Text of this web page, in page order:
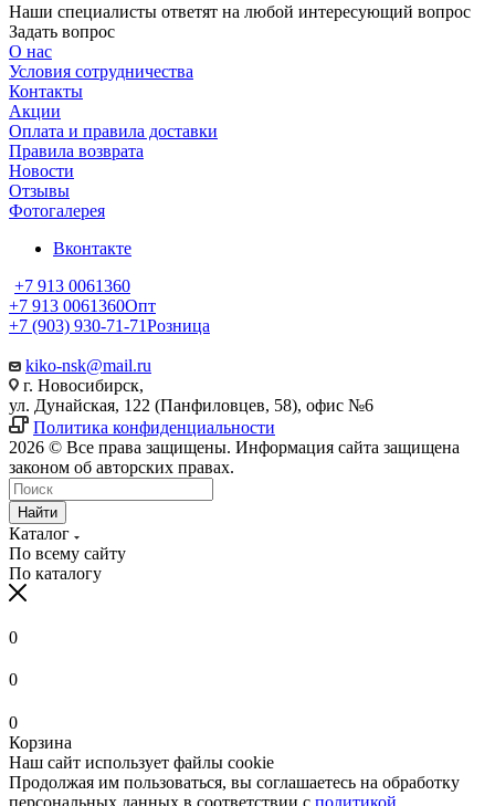
Наши специалисты ответят на любой интересующий вопрос
Задать вопрос
О нас
Условия сотрудничества
Контакты
Акции
Оплата и правила доставки
Правила возврата
Новости
Отзывы
Фотогалерея
Вконтакте
+7 913 0061360
+7 913 0061360Опт
+7 (903) 930-71-71Розница
kiko-nsk@mail.ru
г. Новосибирск,
ул. Дунайская, 122 (Панфиловцев, 58), офис №6
Политика конфиденциальности
2026 © Все права защищены. Информация сайта защищена
законом об авторских правах.
Найти
Каталог
По всему сайту
По каталогу
0
0
0
Корзина
Наш сайт использует файлы cookie
Продолжая им пользоваться, вы соглашаетесь на обработку
персональных данных в соответствии с политикой